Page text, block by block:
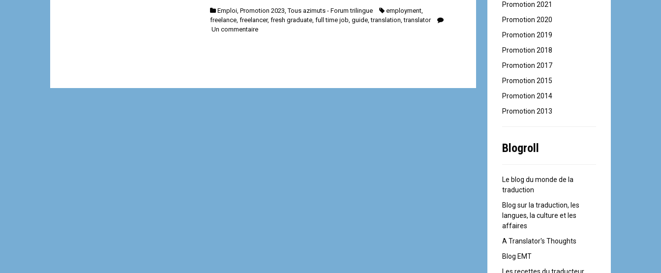
Emploi,Promotion 2023,Tous azimuts - Forum trilingue employment,
freelance,freelancer,fresh graduate,full time job,guide,translation,translator
Un commentaire
Promotion 2021
Promotion 2020
Promotion 2019
Promotion 2018
Promotion 2017
Promotion 2015
Promotion 2014
Promotion 2013
Blogroll
Le blog du monde de la
traduction
Blog sur la traduction, les
langues, la culture et les
affaires
A Translator's Thoughts
Blog EMT